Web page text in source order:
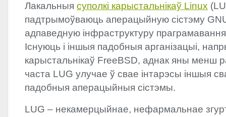
Лакальныя суполкі карыстальнікаў Linux
падтрымоўваюць аперацыйную сістэму
адпаведную інфраструктуру праграмавання
Існуюць і іншыя падобныя арганізацыі,
карыстальнікаў FreeBSD, аднак яны менш
часта LUG улучае ў свае інтарэсы іншыя
падобныя аперацыйныя сістэмы.
LUG – некамерцыйнае, нефармальнае